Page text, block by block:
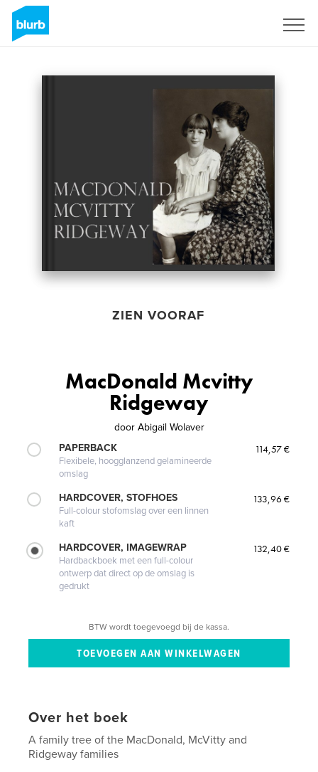
ZIEN VOORAF
MacDonald Mcvitty
Ridgeway
door Abigail Wolaver
PAPERBACK
Flexibele, hoogglanzend gelamineerde
omslag
114,57 €
HARDCOVER, STOFHOES
Full-colour stofomslag over een linnen
kaft
133,96 €
HARDCOVER, IMAGEWRAP
Hardbackboek met een full-colour
ontwerp dat direct op de omslag is
gedrukt
132,40 €
BTW wordt toegevoegd bij de kassa.
Over het boek
A family tree of the MacDonald, McVitty and
Ridgeway families